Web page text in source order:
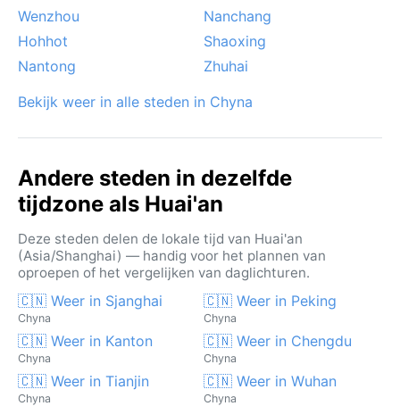
Wenzhou
Nanchang
Hohhot
Shaoxing
Nantong
Zhuhai
Bekijk weer in alle steden in Chyna
Andere steden in dezelfde
tijdzone als Huai'an
Deze steden delen de lokale tijd van Huai'an
(Asia/Shanghai) — handig voor het plannen van
oproepen of het vergelijken van daglichturen.
🇨🇳 Weer in Sjanghai
Chyna
🇨🇳 Weer in Peking
Chyna
🇨🇳 Weer in Kanton
Chyna
🇨🇳 Weer in Chengdu
Chyna
🇨🇳 Weer in Tianjin
Chyna
🇨🇳 Weer in Wuhan
Chyna